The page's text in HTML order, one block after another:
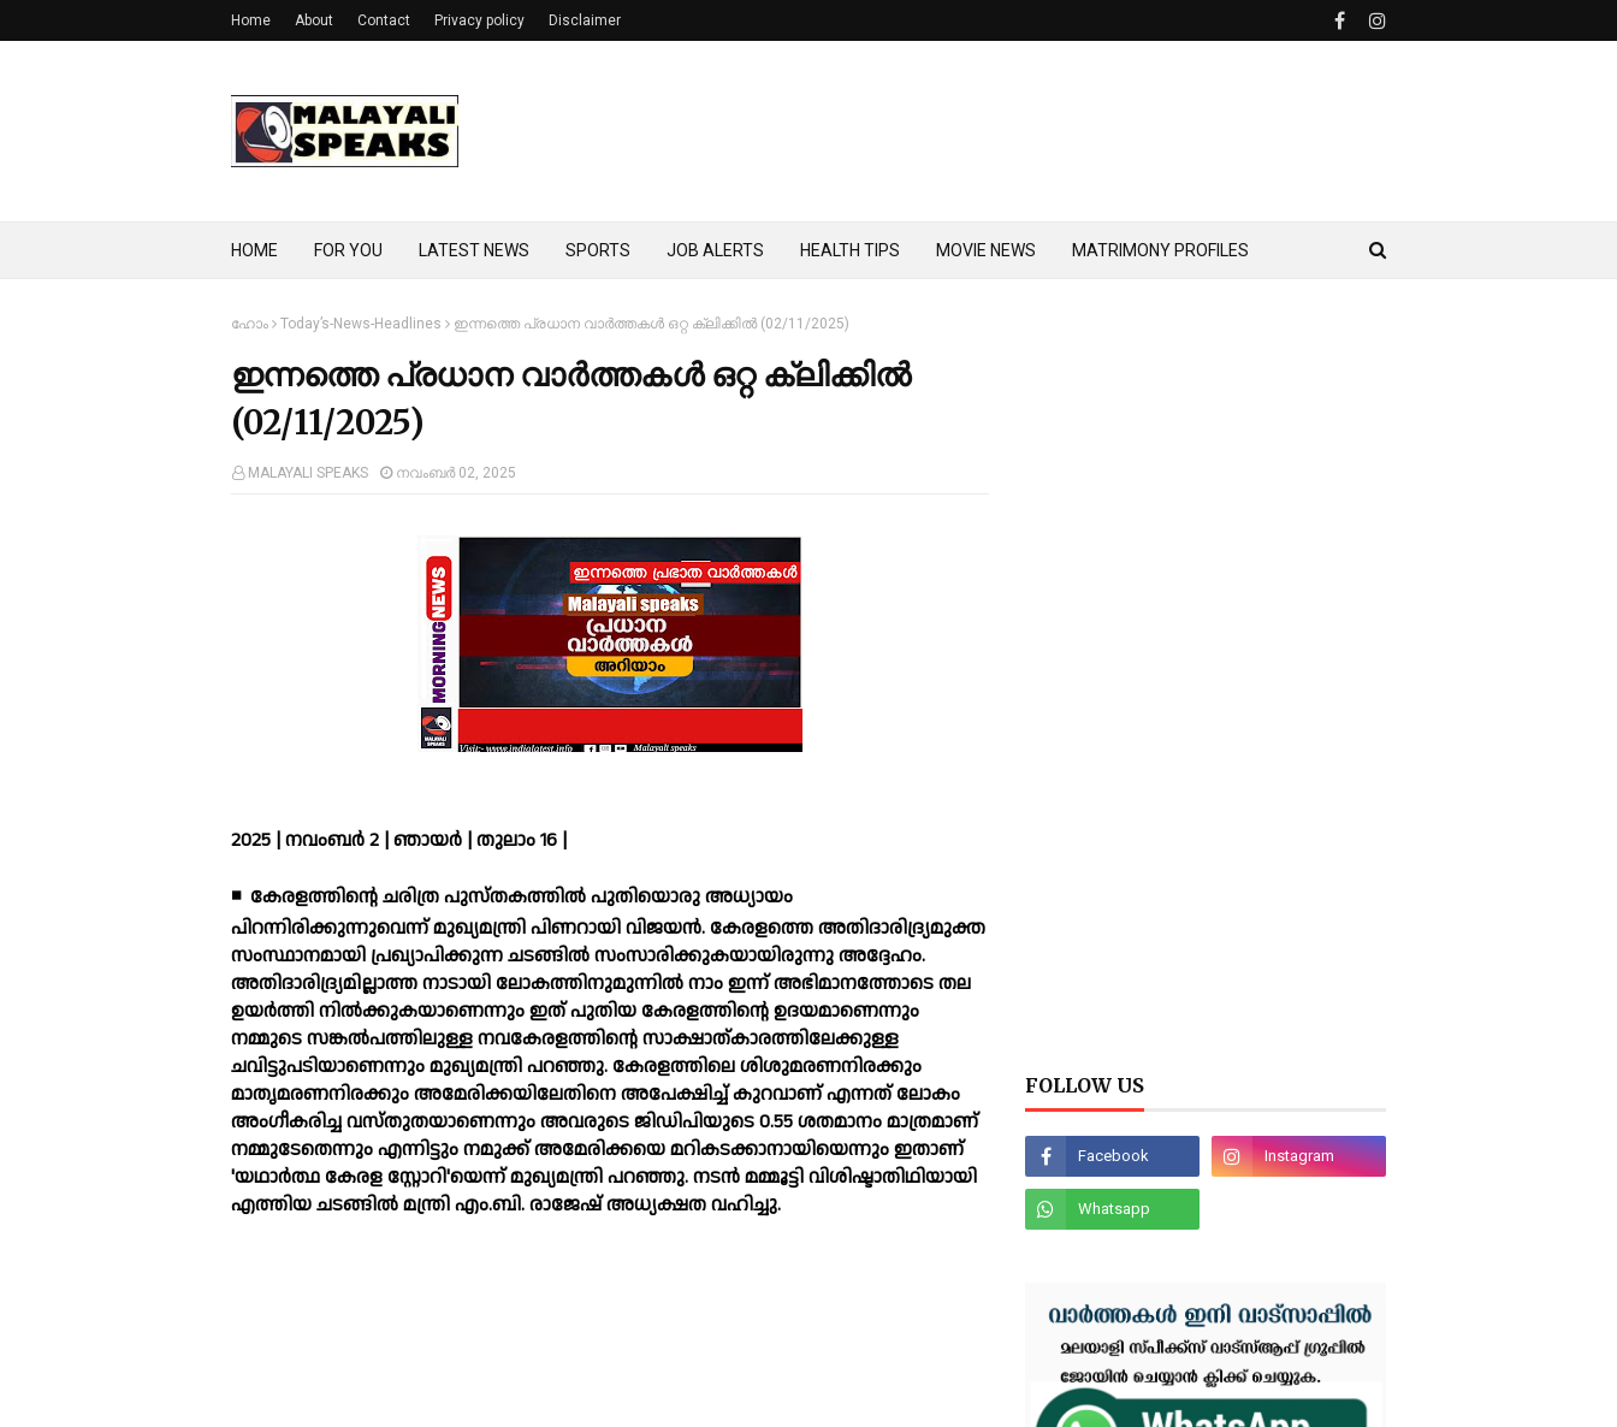
Home About Contact Privacy policy Disclaimer
HOME FOR YOU LATEST NEWS SPORTS JOB ALERTS HEALTH TIPS MOVIE NEWS MATRIMONY PROFILES
ഹോം Today’s-News-Headlines ഇന്നത്തെ പ്രധാന വാർത്തകൾ ഒറ്റ ക്ലിക്കിൽ (02/11/2025)
ഇന്നത്തെ പ്രധാന വാർത്തകൾ ഒറ്റ ക്ലിക്കിൽ
(02/11/2025)
MALAYALI SPEAKS നവംബർ 02, 2025
2025 | നവംബർ 2 | ഞായർ | തുലാം 16 |
◾ കേരളത്തിന്റെ ചരിത്ര പുസ്തകത്തില്‍ പുതിയൊരു അധ്യായം
പിറന്നിരിക്കുന്നുവെന്ന് മുഖ്യമന്ത്രി പിണറായി വിജയന്‍. കേരളത്തെ അതിദാരിദ്ര്യമുക്ത
സംസ്ഥാനമായി പ്രഖ്യാപിക്കുന്ന ചടങ്ങില്‍ സംസാരിക്കുകയായിരുന്നു അദ്ദേഹം.
അതിദാരിദ്ര്യമില്ലാത്ത നാടായി ലോകത്തിനുമുന്നില്‍ നാം ഇന്ന് അഭിമാനത്തോടെ തല
ഉയര്‍ത്തി നില്‍ക്കുകയാണെന്നും ഇത് പുതിയ കേരളത്തിന്റെ ഉദയമാണെന്നും
നമ്മുടെ സങ്കല്‍പത്തിലുള്ള നവകേരളത്തിന്റെ സാക്ഷാത്കാരത്തിലേക്കുള്ള
ചവിട്ടുപടിയാണെന്നും മുഖ്യമന്ത്രി പറഞ്ഞു. കേരളത്തിലെ ശിശുമരണനിരക്കും
മാതൃമരണനിരക്കും അമേരിക്കയിലേതിനെ അപേക്ഷിച്ച് കുറവാണ് എന്നത് ലോകം
അംഗീകരിച്ച വസ്തുതയാണെന്നും അവരുടെ ജിഡിപിയുടെ 0.55 ശതമാനം മാത്രമാണ്
നമ്മുടേതെന്നും എന്നിട്ടും നമുക്ക് അമേരിക്കയെ മറികടക്കാനായിയെന്നും ഇതാണ്
'യഥാര്‍ത്ഥ കേരള സ്റ്റോറി'യെന്ന് മുഖ്യമന്ത്രി പറഞ്ഞു. നടന്‍ മമ്മൂട്ടി വിശിഷ്ടാതിഥിയായി
എത്തിയ ചടങ്ങില്‍ മന്ത്രി എം.ബി. രാജേഷ് അധ്യക്ഷത വഹിച്ചു.
FOLLOW US